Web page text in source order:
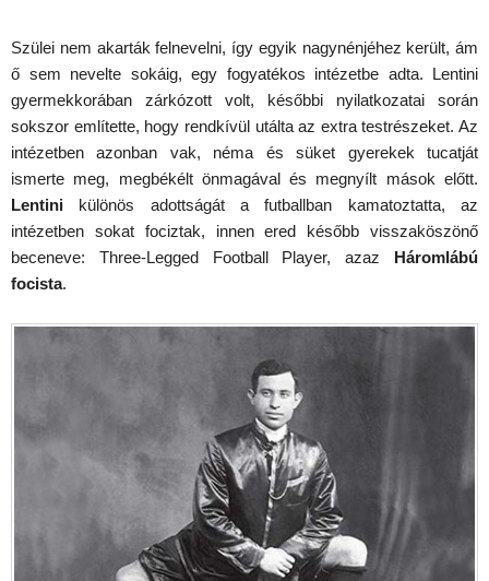
Szülei nem akarták felnevelni, így egyik nagynénjéhez került, ám
ő sem nevelte sokáig, egy fogyatékos intézetbe adta. Lentini
gyermekkorában zárkózott volt, későbbi nyilatkozatai során
sokszor említette, hogy rendkívül utálta az extra testrészeket. Az
intézetben azonban vak, néma és süket gyerekek tucatját
ismerte meg, megbékélt önmagával és megnyílt mások előtt.
Lentini különös adottságát a futballban kamatoztatta, az
intézetben sokat fociztak, innen ered később visszaköszönő
beceneve: Three-Legged Football Player, azaz Háromlábú
focista.